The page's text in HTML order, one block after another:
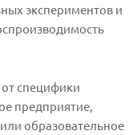
экспериментов и
специфики
предприятие,
образовательное